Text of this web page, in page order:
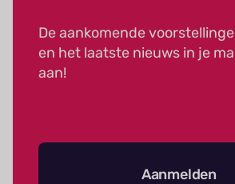
De aankomende
en het laatste nieuws in je
aan!
Aanmelden